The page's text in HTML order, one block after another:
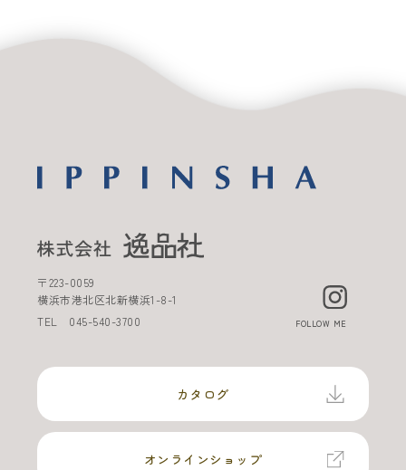
〒223-0059
横浜市港北区北新横浜1-8-1
TEL 045-540-3700 FOLLOW ME
オンラインショップ
カタログ